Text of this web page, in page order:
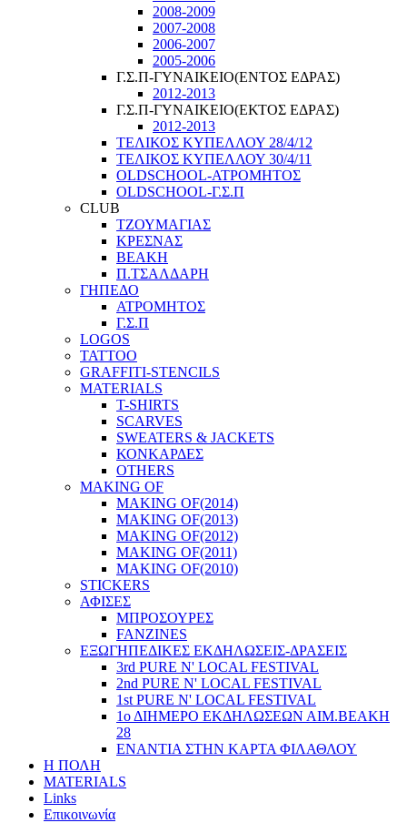
2008-2009
2007-2008
2006-2007
2005-2006
Γ.Σ.Π-ΓΥΝΑΙΚΕΙΟ(ΕΝΤΟΣ ΕΔΡΑΣ)
2012-2013
Γ.Σ.Π-ΓΥΝΑΙΚΕΙΟ(ΕΚΤΟΣ ΕΔΡΑΣ)
2012-2013
ΤΕΛΙΚΟΣ ΚΥΠΕΛΛΟΥ 28/4/12
ΤΕΛΙΚΟΣ ΚΥΠΕΛΛΟΥ 30/4/11
OLDSCHOOL-ΑΤΡΟΜΗΤΟΣ
OLDSCHOOL-Γ.Σ.Π
CLUB
ΤΖΟΥΜΑΓΙΑΣ
ΚΡΕΣΝΑΣ
ΒΕΑΚΗ
Π.ΤΣΑΛΔΑΡΗ
ΓΗΠΕΔΟ
ΑΤΡΟΜΗΤΟΣ
Γ.Σ.Π
LOGOS
TATTOO
GRAFFITI-STENCILS
MATERIALS
T-SHIRTS
SCARVES
SWEATERS & JACKETS
ΚΟΝΚΑΡΔΕΣ
OTHERS
MAKING OF
MAKING OF(2014)
MAKING OF(2013)
MAKING OF(2012)
MAKING OF(2011)
MAKING OF(2010)
STICKERS
ΑΦΙΣΕΣ
ΜΠΡΟΣΟΥΡΕΣ
FANZINES
ΕΞΩΓΗΠΕΔΙΚΕΣ EΚΔΗΛΩΣΕΙΣ-ΔΡΑΣΕΙΣ
3rd PURE N' LOCAL FESTIVAL
2nd PURE N' LOCAL FESTIVAL
1st PURE N' LOCAL FESTIVAL
1ο ΔΙΗΜΕΡΟ ΕΚΔΗΛΩΣΕΩΝ ΑΙΜ.ΒΕΑΚΗ
28
ΕΝΑΝΤΙΑ ΣΤΗΝ ΚΑΡΤΑ ΦΙΛΑΘΛΟΥ
Η ΠΟΛΗ
MATERIALS
Links
Επικοινωνία